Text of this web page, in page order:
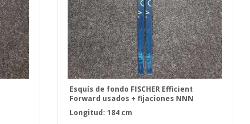
Esquís de fondo FISCHER Efficient
Forward usados + fijaciones NNN
Fischer Control
Longitud: 184 cm